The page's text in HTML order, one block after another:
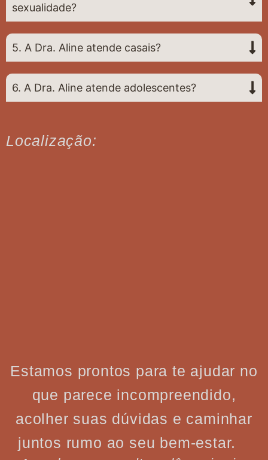
sexualidade?
5. A Dra. Aline atende casais?
6. A Dra. Aline atende adolescentes?
Localização:
Estamos prontos para te ajudar no
que parece incompreendido,
acolher suas dúvidas e caminhar
juntos rumo ao seu bem-estar.